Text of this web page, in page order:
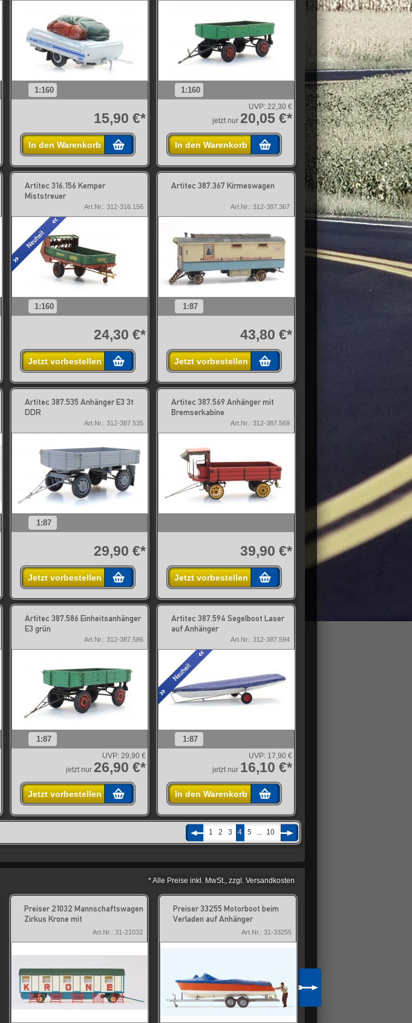
1:160
15,90 €*
In den Warenkorb
1:160
UVP: 22,30 €
jetzt nur 20,05 €*
In den Warenkorb
Artitec 316.156 Kemper
Miststreuer
Art.Nr.: 312-316.156
1:160
24,30 €*
Jetzt vorbestellen
Artitec 387.367 Kirmeswagen
Art.Nr.: 312-387.367
1:87
43,80 €*
Jetzt vorbestellen
Artitec 387.535 Anhänger E3 3t
DDR
Art.Nr.: 312-387.535
1:87
29,90 €*
Jetzt vorbestellen
Artitec 387.569 Anhänger mit
Bremserkabine
Art.Nr.: 312-387.569
39,90 €*
Jetzt vorbestellen
Artitec 387.586 Einheitsanhänger
E3 grün
Art.Nr.: 312-387.586
1:87
UVP: 29,90 €
jetzt nur 26,90 €*
Jetzt vorbestellen
Artitec 387.594 Segelboot Laser
auf Anhänger
Art.Nr.: 312-387.594
1:87
UVP: 17,90 €
jetzt nur 16,10 €*
In den Warenkorb
1 2 3 4 5 ... 10
* Alle Preise inkl. MwSt., zzgl. Versandkosten
Preiser 21032 Mannschaftswagen
Zirkus Krone mit
Art.Nr.: 31-21032
Preiser 33255 Motorboot beim
Verladen auf Anhänger
Art.Nr.: 31-33255